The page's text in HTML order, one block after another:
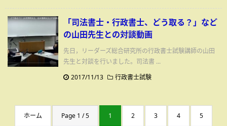
「司法書士・行政書士、どう取る？」など
の山田先生との対談動画
先日，リーダーズ総合研究所の行政書士試験講師の山田
先生と対談を行いました。司法書 ...
2017/11/13
行政書士試験
ホーム Page 1 / 5 1 2 3 4 5